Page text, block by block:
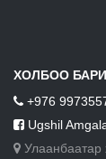
ХОЛБОО
+976
Ugshil
Улаанбаатар